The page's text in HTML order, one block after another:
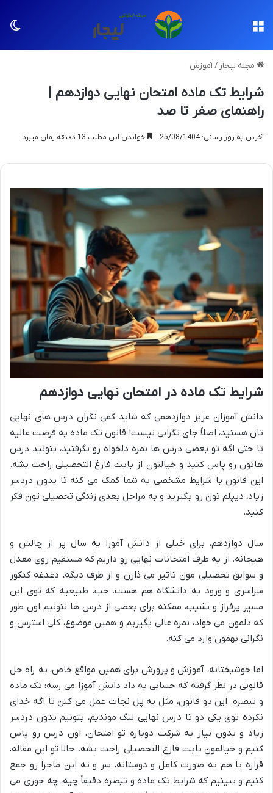
مجله لیجار /آموزش
شرایط تک ماده امتحان نهایی دوازدهم |
راهنمای صفر تا صد
آخرین به روز رسانی: 25/08/1404 خواندن این مطلب 13 دقیقه زمان میبرد
شرایط تک ماده در امتحان نهایی دوازدهم
دانش آموزان عزیز دوازدهمی که شاید کمی نگران درس های نهایی
تان هستید، اصلاً جای نگرانی نیست! قانون تک ماده یه فرصت عالیه
تا حتی اگه تو بعضی درس ها نمره دلخواه رو نگرفتید، بتونید درس
هاتون رو پاس کنید و خیالتون از بابت فارغ التحصیلی راحت بشه.
این قانون با شرایط مشخصی به شما کمک می کنه تا بدون دردسر
زیاد، دیپلم تون رو بگیرید و به مراحل بعدی زندگی تحصیلی تون فکر
کنید.
سال دوازدهم، برای خیلی از دانش آموزا یه سال پر از چالش و
هیجانه. از یه طرف امتحانات نهایی رو داریم که مستقیم روی معدل
و سوابق تحصیلی مون تاثیر می ذارن و از طرف دیگه، دغدغه کنکور
سراسری و ورود به دانشگاه هم هست. خب، طبیعیه که توی این
مسیر پرفراز و نشیب، ممکنه برای بعضی از درس ها نتونیم اون طور
که دلمون می خواد، نمره عالی بگیریم و همین موضوع، کلی استرس و
نگرانی بهمون وارد می کنه.
اما خوشبختانه، آموزش و پرورش برای همین مواقع خاص، یه راه حل
قانونی در نظر گرفته که حسابی به داد دانش آموزا می رسه: تک ماده
و تبصره. این دو قانون، مثل یه پل نجات عمل می کنن تا اگه خدای
نکرده توی یکی دو تا درس نهایی لنگ موندیم، بتونیم بدون دردسر
زیاد و بدون نیاز به شرکت دوباره تو امتحان، اون درس رو پاس
کنیم و خیالمون بابت فارغ التحصیلی راحت بشه. حالا تو این مقاله،
قراره با هم به صورت کامل و دوستانه، سر و ته این ماجرا رو جمع
کنیم و ببینیم که شرایط تک ماده و تبصره دقیقاً چیه، چه جوری می